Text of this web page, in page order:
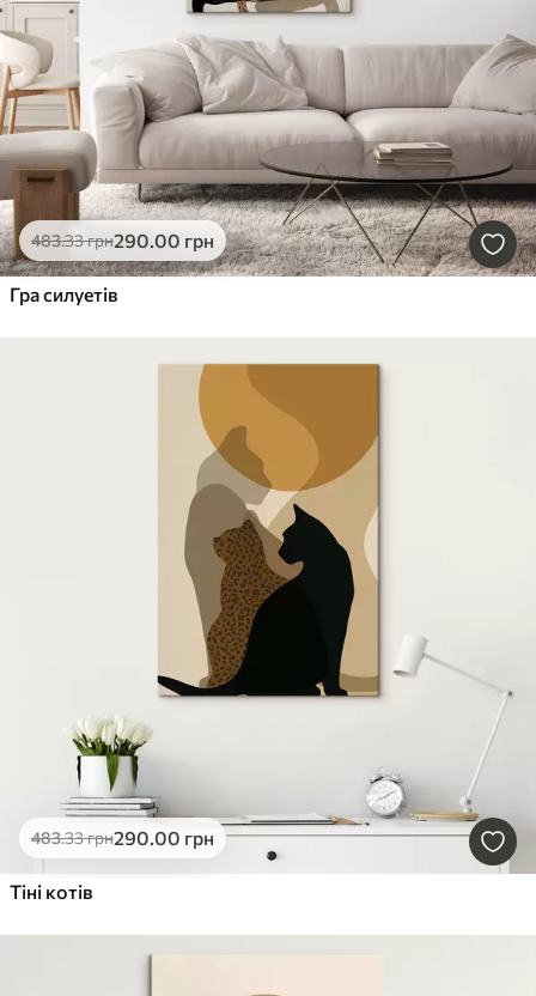
483.33грн290.00 грн
Гра силуетів
483.33грн290.00 грн
Тіні котів